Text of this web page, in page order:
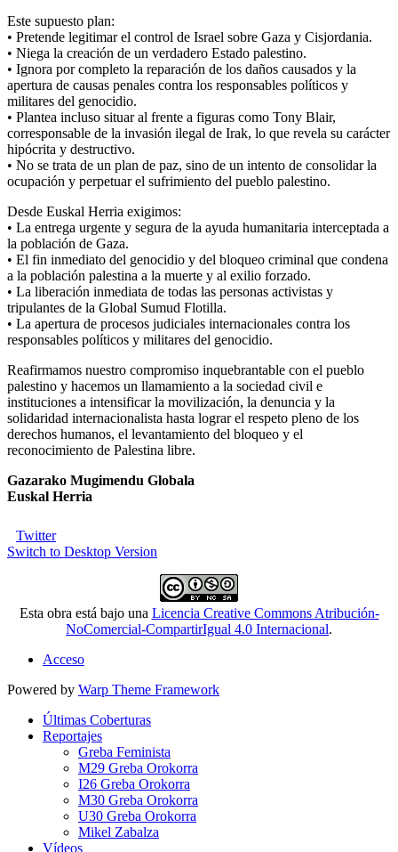
Este supuesto plan:
• Pretende legitimar el control de Israel sobre Gaza y Cisjordania.
• Niega la creación de un verdadero Estado palestino.
• Ignora por completo la reparación de los daños causados y la
apertura de causas penales contra los responsables políticos y
militares del genocidio.
• Plantea incluso situar al frente a figuras como Tony Blair,
corresponsable de la invasión ilegal de Irak, lo que revela su carácter
hipócrita y destructivo.
• No se trata de un plan de paz, sino de un intento de consolidar la
ocupación y perpetuar el sufrimiento del pueblo palestino.
Desde Euskal Herria exigimos:
• La entrega urgente y segura de la ayuda humanitaria interceptada a
la población de Gaza.
• El fin inmediato del genocidio y del bloqueo criminal que condena
a la población palestina a la muerte y al exilio forzado.
• La liberación inmediata de todas las personas activistas y
tripulantes de la Global Sumud Flotilla.
• La apertura de procesos judiciales internacionales contra los
responsables políticos y militares del genocidio.
Reafirmamos nuestro compromiso inquebrantable con el pueblo
palestino y hacemos un llamamiento a la sociedad civil e
instituciones a intensificar la movilización, la denuncia y la
solidaridad internacionalista hasta lograr el respeto pleno de los
derechos humanos, el levantamiento del bloqueo y el
reconocimiento de Palestina libre.
Gazarako Mugimendu Globala
Euskal Herria
Twitter
Switch to Desktop Version
Esta obra está bajo una Licencia Creative Commons Atribución-
NoComercial-CompartirIgual 4.0 Internacional.
Acceso
Powered by Warp Theme Framework
Últimas Coberturas
Reportajes
Greba Feminista
M29 Greba Orokorra
I26 Greba Orokorra
M30 Greba Orokorra
U30 Greba Orokorra
Mikel Zabalza
Vídeos